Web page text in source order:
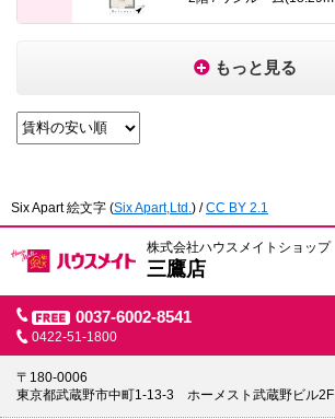
もっと見る
Six Apart 絵文字 (Six Apart,Ltd.) /CC BY 2.1
株式会社ハウスメイトショップ
三鷹店
0037-6002-8541
0422-51-1800
〒180-0006
東京都武蔵野市中町1-13-3 ホーメスト武蔵野ビル2F